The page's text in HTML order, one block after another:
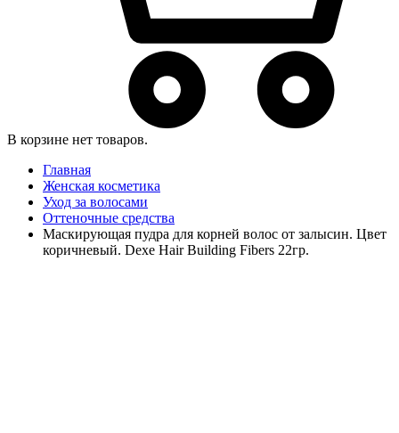
В корзине нет товаров.
Главная
Женская косметика
Уход за волосами
Оттеночные средства
Маскирующая пудра для корней волос от залысин. Цвет
коричневый. Dexe Hair Building Fibers 22гр.